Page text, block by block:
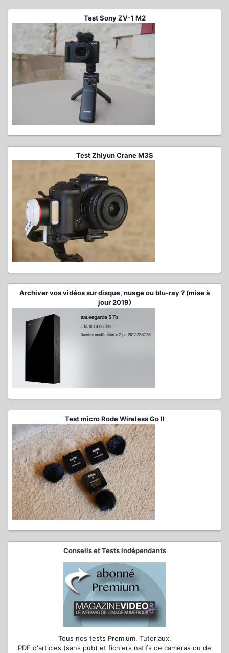
Test Sony ZV-1 M2
Test Zhiyun Crane M3S
Archiver vos vidéos sur disque, nuage ou blu-ray ? (mise à
jour 2019)
Test micro Rode Wireless Go II
Conseils et Tests indépendants
Tous nos tests Premium, Tutoriaux,
PDF d'articles (sans pub) et fichiers natifs de caméras ou de